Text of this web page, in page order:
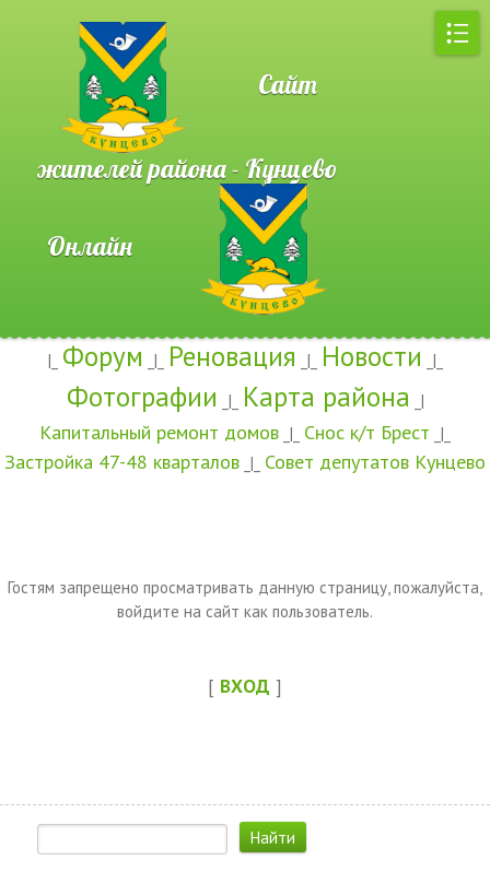
Сайт
жителей района - Кунцево
Онлайн
|_ Форум _|_ Реновация _|_ Новости _|_
Фотографии _|_ Карта района _|
Капитальный ремонт домов _|_ Снос к/т Брест _|_
Застройка 47-48 кварталов _|_ Совет депутатов Кунцево
Гостям запрещено просматривать данную страницу, пожалуйста,
войдите на сайт как пользователь.
[ ВХОД ]